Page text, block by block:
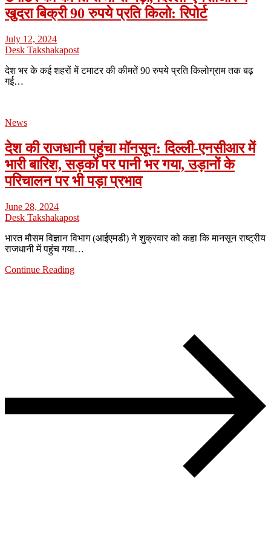
खुदरा बिक्री 90 रुपये प्रति किलो: रिपोर्ट
July 12, 2024
Desk Takshakapost
देश भर के कई शहरों में टमाटर की कीमतें 90 रुपये प्रति किलोग्राम तक बढ़
गई…
News
देश की राजधानी पहुंचा मॉनसून: दिल्ली-एनसीआर में
भारी बारिश, सड़कों पर पानी भर गया, उड़ानों के
परिचालन पर भी पड़ा प्रभाव
June 28, 2024
Desk Takshakapost
भारत मौसम विज्ञान विभाग (आईएमडी) ने शुक्रवार को कहा कि मानसून राष्ट्रीय
राजधानी में पहुंच गया…
Continue Reading